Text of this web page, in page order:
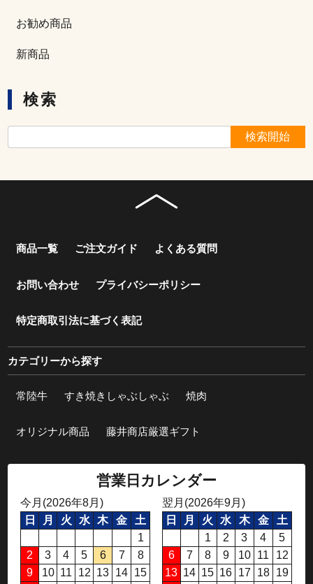
お勧め商品
新商品
検索
商品一覧 ご注文ガイド よくある質問
お問い合わせ プライバシーポリシー
特定商取引法に基づく表記
カテゴリーから探す
常陸牛 すき焼きしゃぶしゃぶ 焼肉
オリジナル商品 藤井商店厳選ギフト
営業日カレンダー
今月(2026年8月)
日
月 火 水 木 金
土
1
2
3 4 5 6 7
8
9
10 11 12 13 14 15
翌月(2026年9月)
日
月 火 水 木 金
土
1
2 3 4
5
6
7 8 9 10 11
12
13 14 15 16 17 18
19